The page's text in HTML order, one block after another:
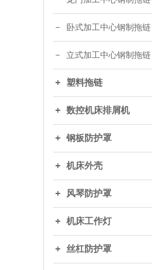
卧式加工中心钢制拖链
立式加工中心钢制拖链
塑料拖链
数控机床排屑机
钢板防护罩
机床外壳
风琴防护罩
机床工作灯
丝杠防护罩